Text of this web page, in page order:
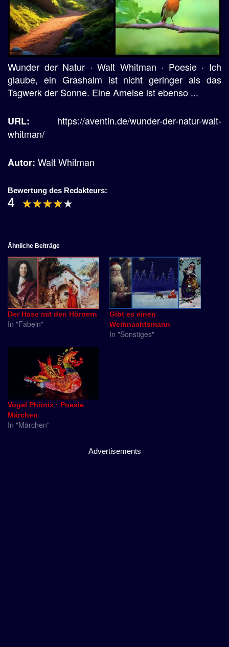
Wunder der Natur · Walt Whitman · Poesie · Ich
glaube, ein Grashalm ist nicht geringer als das
Tagwerk der Sonne. Eine Ameise ist ebenso ...
URL: https://aventin.de/wunder-der-natur-walt-
whitman/
Autor: Walt Whitman
Bewertung des Redakteurs:
4
Ähnliche Beiträge
Der Hase mit den Hörnern
In "Fabeln"
Gibt es einen
Weihnachtsmann
In "Sonstiges"
Vogel Phönix · Poesie
Märchen
In "Märchen"
Advertisements